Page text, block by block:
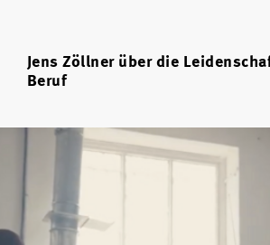
Jens Zöllner über die
Beruf